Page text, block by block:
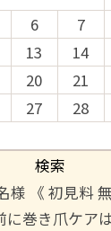
6 7
13 14
20 21
27 28
《 初見料 無
に巻き爪ケア